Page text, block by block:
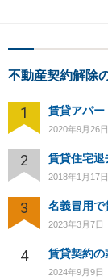
不動産契約解除
1 賃貸アパー
2020年9月26日
2 賃貸住宅退
2018年1月17日
3 名義冒用で
2023年3月7日
4 賃貸契約の
2024年9月9日